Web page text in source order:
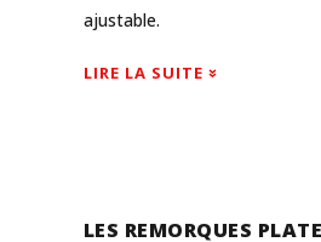
ajustable.
LIRE LA SUITE
LES REMORQUES